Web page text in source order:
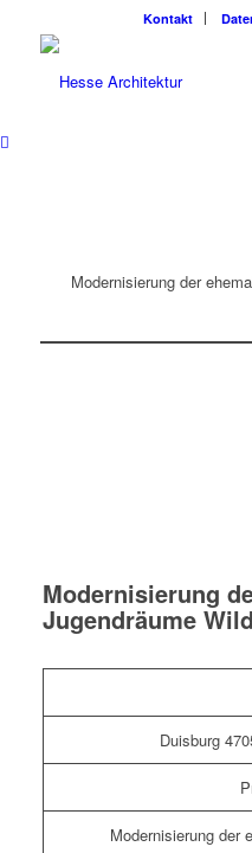
Kontakt
Modernisierung der
Modernisierung
Jugendräume
Duisburg
Modernisierung der